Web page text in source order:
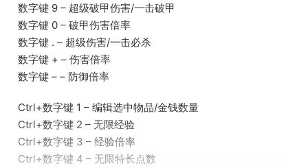
数字键 9 – 超级破甲伤害/一击破甲
数字键 0 – 破甲伤害倍率
数字键 . – 超级伤害/一击必杀
数字键 + – 伤害倍率
数字键 – – 防御倍率
Ctrl+数字键 1 – 编辑选中物品/金钱数量
Ctrl+数字键 2 – 无限经验
Ctrl+数字键 3 – 经验倍率
Ctrl+数字键 4 – 无限特长点数